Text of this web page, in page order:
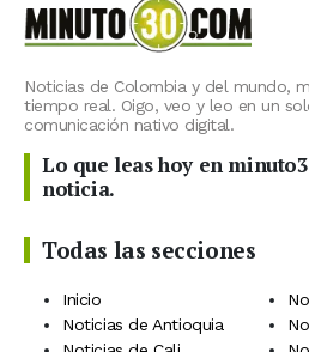
Noticias de Colombia y del mundo,
tiempo real. Oigo, veo y leo en un
comunicación nativo digital.
Lo que leas hoy en
noticia.
Todas las secciones
Inicio
Noticias de Antioquia